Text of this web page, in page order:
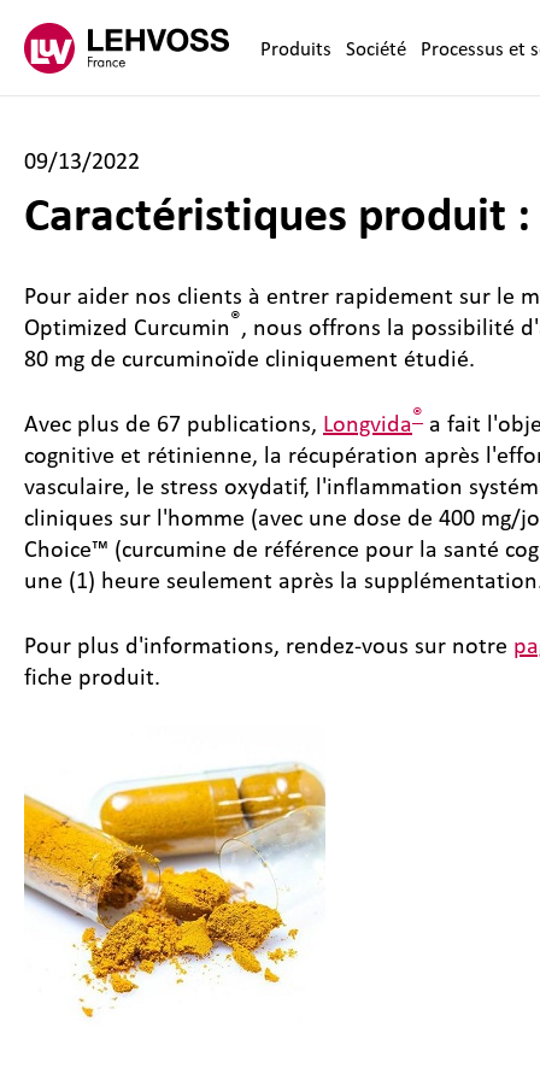
Produits Société Processus et
09/13/2022
Caractéristiques produit :
Pour aider nos clients à entrer rapidement sur le
Optimized Curcumin®, nous offrons la possibilité
80 mg de curcuminoïde cliniquement étudié.
Avec plus de 67 publications, Longvida® a fait
cognitive et rétinienne, la récupération après
vasculaire, le stress oxydatif, l'inflammation
cliniques sur l'homme (avec une dose de 400
Choice™ (curcumine de référence pour la santé
une (1) heure seulement après la
Pour plus d'informations, rendez-vous sur notre
fiche produit.